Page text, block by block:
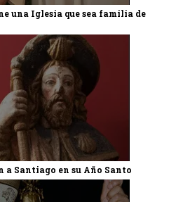
una Iglesia que sea familia de
a Santiago en su Año Santo